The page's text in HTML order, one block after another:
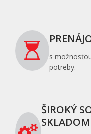
s
potreby.
ŠIROKÝ
SKLADOM